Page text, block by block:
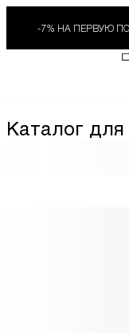
-7% НА ПЕРВУЮ
Каталог